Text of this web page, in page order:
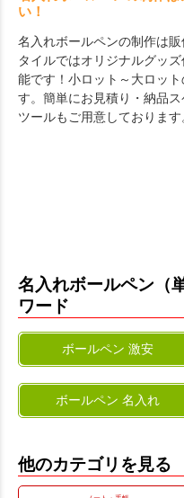
い！
名入れボールペンの制作は
タイルではオリジナルグッ
能です！小ロット～大ロッ
す。簡単にお見積り・納品
ツールもご用意しております
名入れボールペン（
ワード
ボールペン 激安
ボールペン 名入れ
他のカテゴリを見る